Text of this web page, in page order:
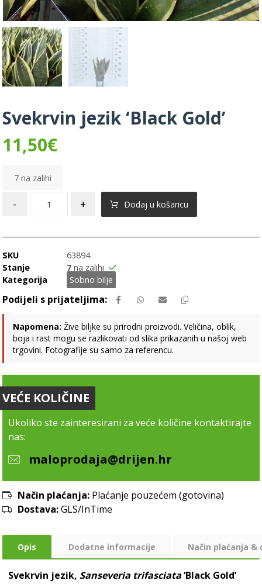
Svekrvin jezik ‘Black Gold’
11,50€
7 na zalihi
- + Dodaj u košaricu
SKU
63894
Stanje
7 na zalihi
Kategorija
Sobno bilje
Napomena: Žive biljke su prirodni proizvodi. Veličina, oblik,
boja i rast mogu se razlikovati od slika prikazanih u našoj web
trgovini. Fotografije su samo za referencu.
VEĆE KOLIČINE
Ukoliko ste zainteresirani za veće količine kontaktirajte
nas:
maloprodaja@drijen.hr
Način plaćanja: Plaćanje pouzećem (gotovina)
Dostava:GLS/InTime
Opis Dodatne informacije Način plaćanja &
Svekrvin jezik, Sanseveria trifasciata‘Black Gold’